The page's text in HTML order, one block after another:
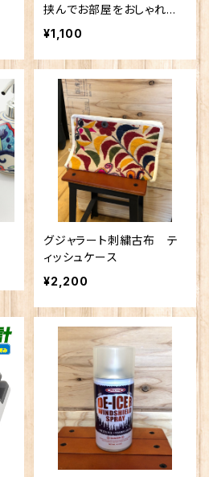
挟んでお部屋をおしゃれに
演出【ウッド・ハンギングクリ
ップ・S】
¥1,100
グジャラート刺繍古布 テ
ィッシュケース
¥2,200